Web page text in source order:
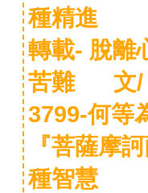
種精進
轉載- 脫離
苦難 文/
3799-何等
『菩薩摩
種智慧